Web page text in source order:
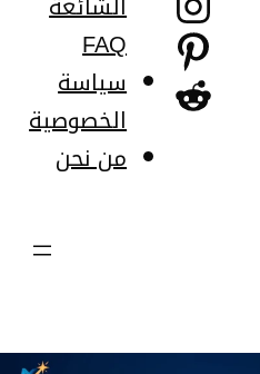
بينتريست
ريديت
FAQ
سياسة
الخصوصية
من نحن